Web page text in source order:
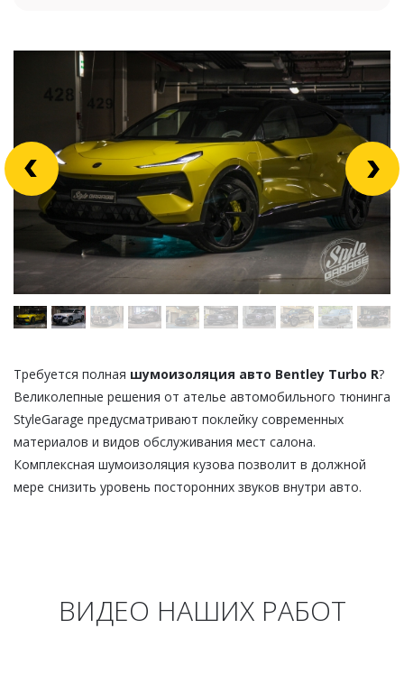
Требуется полная шумоизоляция авто Bentley Turbo R?
Великолепные решения от ателье автомобильного тюнинга
StyleGarage предусматривают поклейку современных
материалов и видов обслуживания мест салона.
Комплексная шумоизоляция кузова позволит в должной
мере снизить уровень посторонних звуков внутри авто.
ВИДЕО НАШИХ РАБОТ